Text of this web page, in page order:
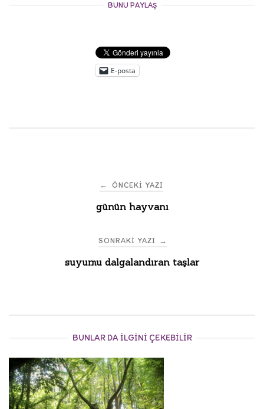
BUNU PAYLAŞ
E-posta
← ÖNCEKI YAZI
günün hayvanı
SONRAKI YAZI →
suyumu dalgalandıran taşlar
BUNLAR DA ILGINI ÇEKEBILIR